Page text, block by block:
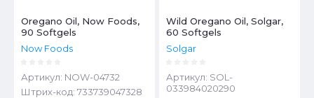
Oregano Oil, Now Foods,
90 Softgels
Now Foods
Артикул: NOW-04732
Штрих-код: 733739047328
Wild Oregano Oil, Solgar,
60 Softgels
Solgar
Артикул: SOL-
033984020290